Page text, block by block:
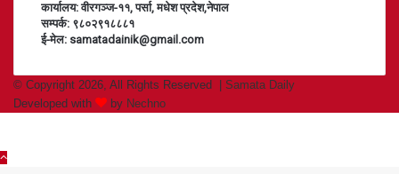
कार्यालय: वीरगञ्ज-११, पर्सा, मधेश प्रदेश,नेपाल
सम्पर्क: ९८०२९१८८८१
ई-मेल: samatadainik@gmail.com
© Copyright 2026, All Rights Reserved | Samata Daily
Developed with
by Nechno